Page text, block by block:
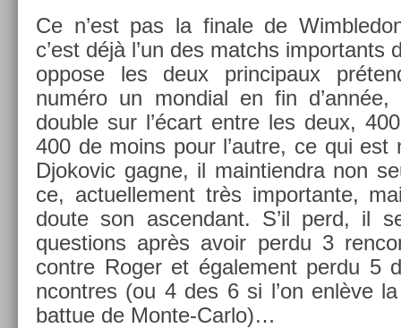
Ce n’est pas la fin­ale de
c’est déjà l’un des matchs im­por­tants
op­pose les deux prin­cipaux
numéro un mon­di­al en fin
doub­le sur l’écart entre les deux,
400 de moins pour l’autre, ce qui est
Djokovic gagne, il main­tiendra non
ce, ac­tuel­le­ment très im­por­tante,
doute son as­cen­dant. S’il perd, il
ques­tions après avoir perdu 3
con­tre Roger et égale­ment perdu 5
ncontres (ou 4 des 6 si l’on enlève
bat­tue de Monte-Carlo)…